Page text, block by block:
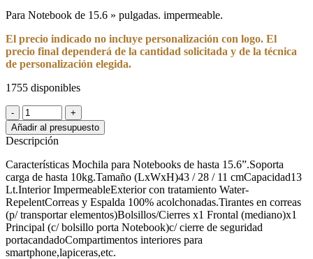
Para Notebook de 15.6 » pulgadas. impermeable.
El precio indicado no incluye personalización con logo. El
precio final dependerá de la cantidad solicitada y de la técnica
de personalización elegida.
1755 disponibles
ZOM
MOCHILA
Venecia
ZB-
415BK
Gris
Dark
15.6"
USB
cantidad
Añadir al presupuesto
Descripción
Características Mochila para Notebooks de hasta 15.6”.Soporta
carga de hasta 10kg.Tamaño (LxWxH)43 / 28 / 11 cmCapacidad13
Lt.Interior ImpermeableExterior con tratamiento Water-
RepelentCorreas y Espalda 100% acolchonadas.Tirantes en correas
(p/ transportar elementos)Bolsillos/Cierres x1 Frontal (mediano)x1
Principal (c/ bolsillo porta Notebook)c/ cierre de seguridad
portacandadoCompartimentos interiores para
smartphone,lapiceras,etc.